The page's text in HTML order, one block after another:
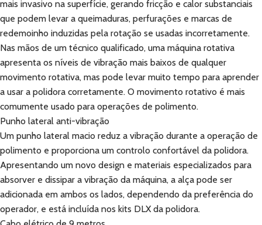
mais invasivo na superfície, gerando fricção e calor substanciais
que podem levar a queimaduras, perfurações e marcas de
redemoinho induzidas pela rotação se usadas incorretamente.
Nas mãos de um técnico qualificado, uma máquina rotativa
apresenta os níveis de vibração mais baixos de qualquer
movimento rotativa, mas pode levar muito tempo para aprender
a usar a polidora corretamente. O movimento rotativo é mais
comumente usado para operações de polimento.
Punho lateral anti-vibração
Um punho lateral macio reduz a vibração durante a operação de
polimento e proporciona um controlo confortável da polidora.
Apresentando um novo design e materiais especializados para
absorver e dissipar a vibração da máquina, a alça pode ser
adicionada em ambos os lados, dependendo da preferência do
operador, e está incluída nos kits DLX da polidora.